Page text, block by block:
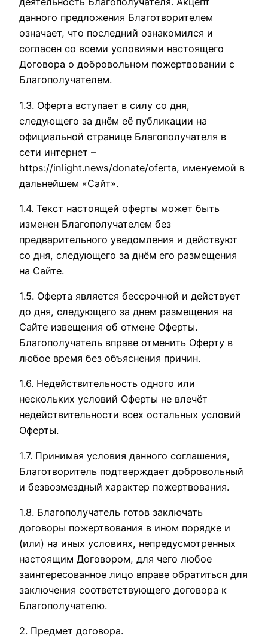
данного предложения Благотворителем
означает, что последний ознакомился и
согласен со всеми условиями настоящего
Договора о добровольном пожертвовании с
Благополучателем.
1.3. Оферта вступает в силу со дня,
следующего за днём её публикации на
официальной странице Благополучателя в
сети интернет –
https://inlight.news/donate/oferta, именуемой в
дальнейшем «Сайт».
1.4. Текст настоящей оферты может быть
изменен Благополучателем без
предварительного уведомления и действуют
со дня, следующего за днём его размещения
на Сайте.
1.5. Оферта является бессрочной и действует
до дня, следующего за днем размещения на
Сайте извещения об отмене Оферты.
Благополучатель вправе отменить Оферту в
любое время без объяснения причин.
1.6. Недействительность одного или
нескольких условий Оферты не влечёт
недействительности всех остальных условий
Оферты.
1.7. Принимая условия данного соглашения,
Благотворитель подтверждает добровольный
и безвозмездный характер пожертвования.
1.8. Благополучатель готов заключать
договоры пожертвования в ином порядке и
(или) на иных условиях, непредусмотренных
настоящим Договором, для чего любое
заинтересованное лицо вправе обратиться для
заключения соответствующего договора к
Благополучателю.
2. Предмет договора.